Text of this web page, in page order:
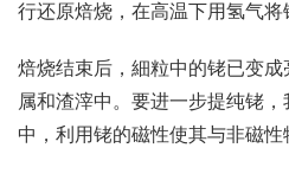
行还原焙烧，在高温下用氢气将
焙烧结束后，細粒中的铑已变
属和渣滓中。要进一步提纯铑
中，利用铑的磁性使其与非磁性